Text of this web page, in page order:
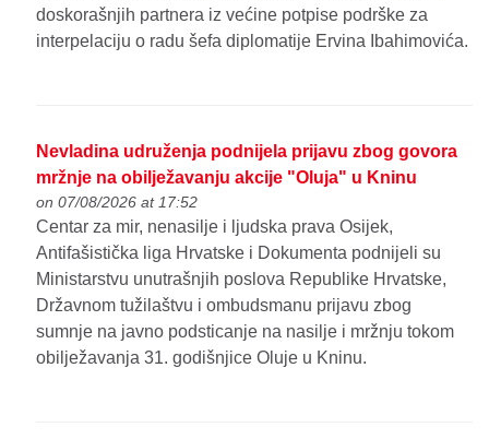
doskorašnjih partnera iz većine potpise podrške za
interpelaciju o radu šefa diplomatije Ervina Ibahimovića.
Nevladina udruženja podnijela prijavu zbog govora
mržnje na obilježavanju akcije "Oluja" u Kninu
on 07/08/2026 at 17:52
Centar za mir, nenasilje i ljudska prava Osijek,
Antifašistička liga Hrvatske i Dokumenta podnijeli su
Ministarstvu unutrašnjih poslova Republike Hrvatske,
Državnom tužilaštvu i ombudsmanu prijavu zbog
sumnje na javno podsticanje na nasilje i mržnju tokom
obilježavanja 31. godišnjice Oluje u Kninu.